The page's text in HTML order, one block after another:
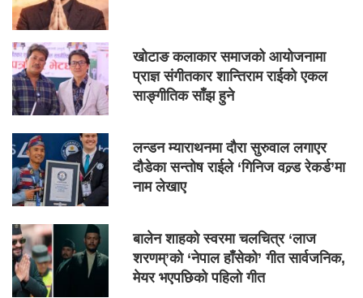
खोटाङ कलाकार समाजको आयोजनामा
प्राज्ञ संगीतकार शान्तिराम राईको एकल
साङ्गीतिक साँझ हुने
लन्डन म्याराथनमा दौरा सुरुवाल लगाएर
दौडेका सन्तोष राईले ‘गिनिज वल्र्ड रेकर्ड’मा
नाम लेखाए
बालेन शाहको स्वरमा चलचित्र ‘लाज
शरणम्’को ‘नेपाल हाँसेको’ गीत सार्वजनिक,
मेयर भएपछिको पहिलो गीत